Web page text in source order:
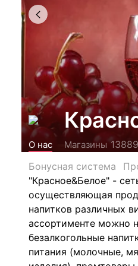
О нас Магазины 13889
Бонусная система
"Красное&Белое" -
осуществляющая
напитков различных
ассортименте можно
безалкогольные
питания (молочные,